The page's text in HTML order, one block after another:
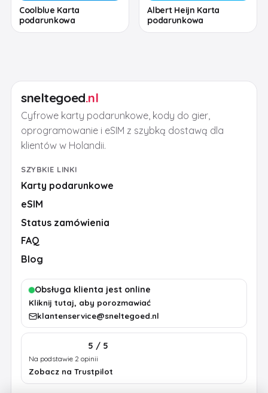
Coolblue Karta
podarunkowa
Albert Heijn Karta
podarunkowa
sneltegoed.nl
Cyfrowe karty podarunkowe, kody do gier,
oprogramowanie i eSIM z szybką dostawą dla
klientów w Holandii.
SZYBKIE LINKI
Karty podarunkowe
eSIM
Status zamówienia
FAQ
Blog
Obsługa klienta jest online
Kliknij tutaj, aby porozmawiać
klantenservice@sneltegoed.nl
5 / 5
Na podstawie 2 opinii
Zobacz na Trustpilot